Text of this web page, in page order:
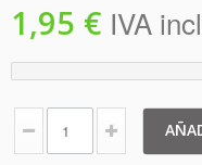
1,95 € IVA